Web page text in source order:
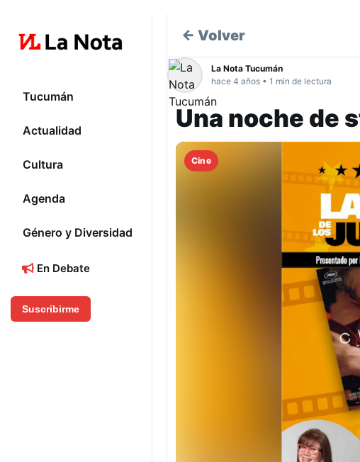
Tucumán
Actualidad
Cultura
Agenda
Género y Diversidad
En Debate
Suscribirme
← Volver
La Nota Tucumán
hace 4 años • 1 min de lectura
Una noche de
Cine